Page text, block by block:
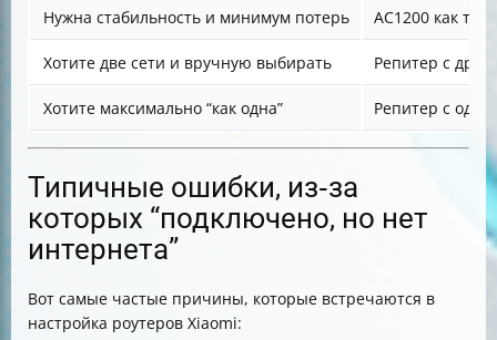
Нужна стабильность и минимум потерь AC1200 как
Хотите две сети и вручную выбирать Репитер с
Хотите максимально “как одна” Репитер с
Типичные ошибки, из‑за
которых “подключено, но нет
интернета”
Вот самые частые причины, которые встречаются в
настройка роутеров Xiaomi: